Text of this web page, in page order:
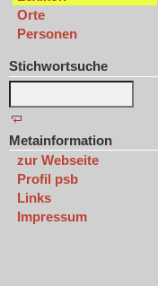
Orte
Personen
Stichwortsuche
Metainformation
zur Webseite
Profil psb
Links
Impressum